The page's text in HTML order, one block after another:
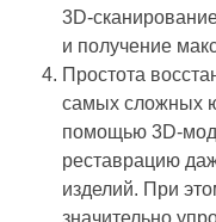
3D-
и получение
Простота
самых сложных
помощью 3D-
реставрацию
изделий. При
значительно